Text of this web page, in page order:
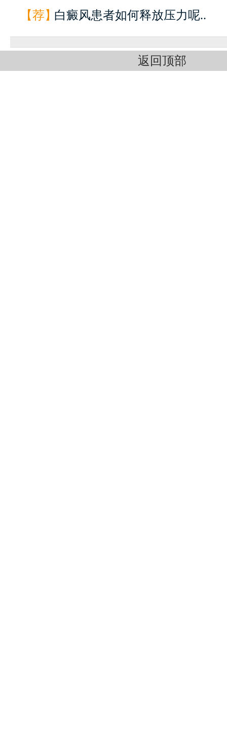
【荐】白癜风患者如何释放压力呢..
返回顶部